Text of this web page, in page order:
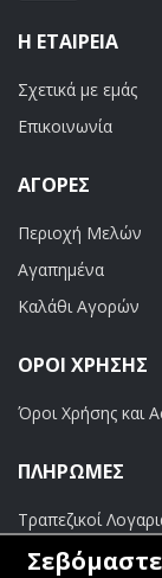
Η ΕΤΑΙΡΕΊΑ
Σχετικά με εμάς
Επικοινωνία
ΑΓΟΡΈΣ
Περιοχή Μελών
Αγαπημένα
Καλάθι Αγορών
ΟΡΟΙ ΧΡΗΣΗΣ
Όροι Χρήσης και
ΠΛΗΡΩΜΕΣ
Τραπεζικοί